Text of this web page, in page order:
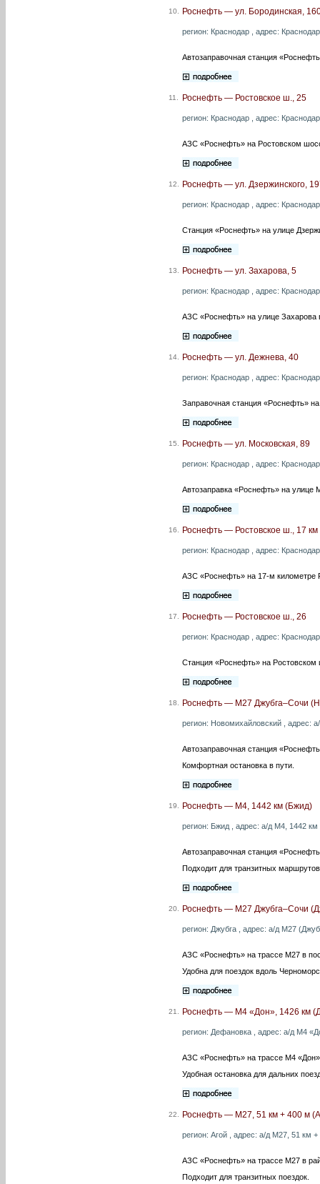
10. Роснефть — ул. Бородинская,
регион: Краснодар , адрес:
Автозаправочная станция
11. Роснефть — Ростовское ш., 25
регион: Краснодар , адрес:
АЗС «Роснефть» на Ростовском
12. Роснефть — ул. Дзержинского,
регион: Краснодар , адрес:
Станция «Роснефть» на улице
13. Роснефть — ул. Захарова, 5
регион: Краснодар , адрес:
АЗС «Роснефть» на улице Захарова
14. Роснефть — ул. Дежнева, 40
регион: Краснодар , адрес:
Заправочная станция «Роснефть»
15. Роснефть — ул. Московская, 89
регион: Краснодар , адрес:
Автозаправка «Роснефть» на
16. Роснефть — Ростовское ш., 17 км
регион: Краснодар , адрес:
АЗС «Роснефть» на 17-м километре
17. Роснефть — Ростовское ш., 26
регион: Краснодар , адрес:
Станция «Роснефть» на
18. Роснефть — М27 Джубга–Сочи
регион: Новомихайловский , адрес:
Автозаправочная станция
Комфортная остановка в пути.
19. Роснефть — М4, 1442 км (Бжид)
регион: Бжид , адрес: а/д М4, 1442
Автозаправочная станция
Подходит для транзитных
20. Роснефть — М27 Джубга–Сочи
регион: Джубга , адрес: а/д М27
АЗС «Роснефть» на трассе М27 в
Удобна для поездок вдоль
21. Роснефть — М4 «Дон», 1426 км
регион: Дефановка , адрес: а/д М4
АЗС «Роснефть» на трассе М4
Удобная остановка для дальних
22. Роснефть — М27, 51 км + 400 м
регион: Агой , адрес: а/д М27, 51 км
АЗС «Роснефть» на трассе М27 в
Подходит для транзитных поездок.